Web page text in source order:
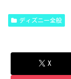
ディズニー全般
X